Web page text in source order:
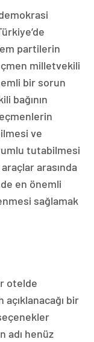
partilerin
milletvekili
bir sorun
bağının
ve
tutabilmesi
arasında
en önemli
sağlamak
otelde
bir
adı henüz